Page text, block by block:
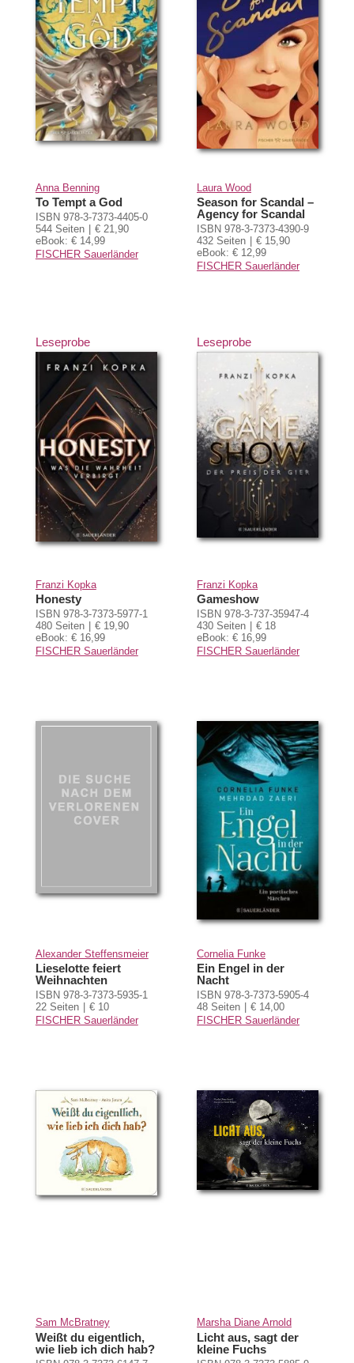
Anna Benning
To Tempt a God
ISBN 978-3-7373-4405-0
544 Seiten
€ 21,90
eBook: € 14,99
FISCHER Sauerländer
Laura Wood
Season for Scandal –
Agency for Scandal
ISBN 978-3-7373-4390-9
432 Seiten
€ 15,90
eBook: € 12,99
FISCHER Sauerländer
Leseprobe
Franzi Kopka
Honesty
ISBN 978-3-7373-5977-1
480 Seiten
€ 19,90
eBook: € 16,99
FISCHER Sauerländer
Leseprobe
Franzi Kopka
Gameshow
ISBN 978-3-737-35947-4
430 Seiten
€ 18
eBook: € 16,99
FISCHER Sauerländer
Alexander Steffensmeier
Lieselotte feiert
Weihnachten
ISBN 978-3-7373-5935-1
22 Seiten
€ 10
FISCHER Sauerländer
Cornelia Funke
Ein Engel in der
Nacht
ISBN 978-3-7373-5905-4
48 Seiten
€ 14,00
FISCHER Sauerländer
Sam McBratney
Weißt du eigentlich,
wie lieb ich dich hab?
Marsha Diane Arnold
Licht aus, sagt der
kleine Fuchs